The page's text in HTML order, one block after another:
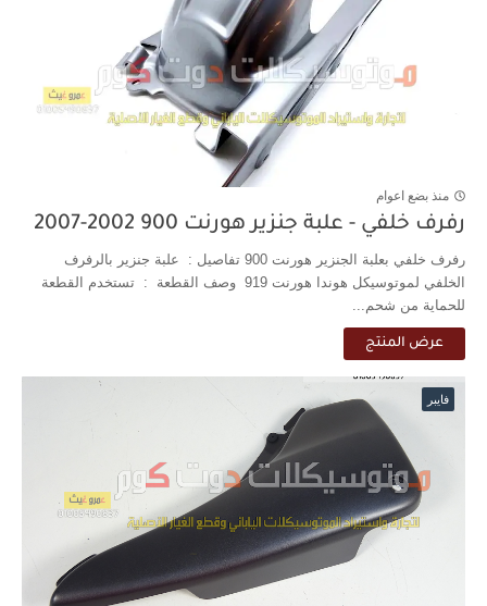
منذ بضع اعوام
رفرف خلفي - علبة جنزير هورنت 900 2002-2007
رفرف خلفي بعلبة الجنزير هورنت 900 تفاصيل : علبة جنزير بالرفرف
الخلفي لموتوسيكل هوندا هورنت 919 وصف القطعة : تستخدم القطعة
للحماية من شحم...
عرض المنتج
فايبر